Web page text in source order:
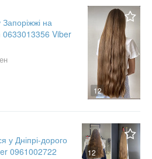
12
на
0633013356 Viber
12
у Дніпрі-дорого
0961002722